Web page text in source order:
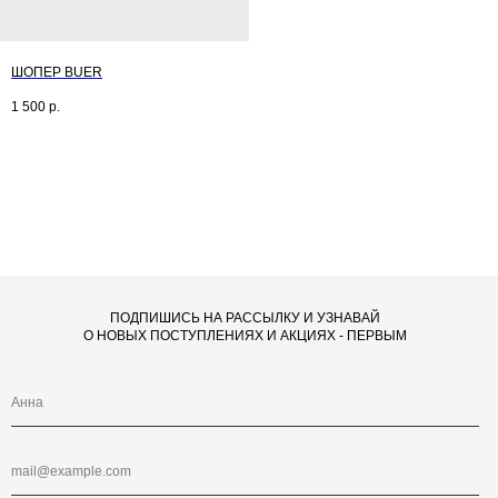
ШОПЕР BUER
1 500 р.
ПОДПИШИСЬ НА РАССЫЛКУ И УЗНАВАЙ
О НОВЫХ ПОСТУПЛЕНИЯХ И АКЦИЯХ - ПЕРВЫМ